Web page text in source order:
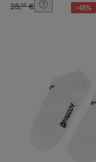
25,00 € -48%